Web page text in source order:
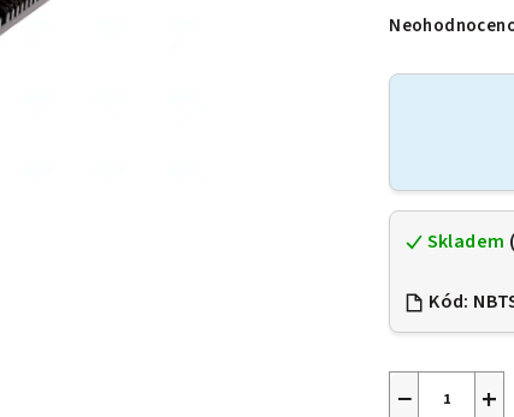
Průměrné
produktu
je
Skladem
Kód:
+
−